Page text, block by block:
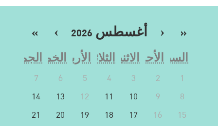
«
‹ أغسطس 2026 ›
»
السبتالأحد الاثنينالثلاثاءالأربعاءالخميس
الجمعة
1
2
3
4
5
6
7
8
9
10
11
12
13
14
15
16
17
18
19
20
21